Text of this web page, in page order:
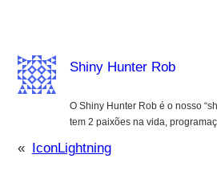
Shiny Hunter Rob
O Shiny Hunter Rob é o nosso
tem 2 paixões na vida,
« IconLightning